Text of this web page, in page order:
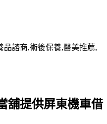
品諮商,術後保養,醫美推薦,
舖提供屏東機車借